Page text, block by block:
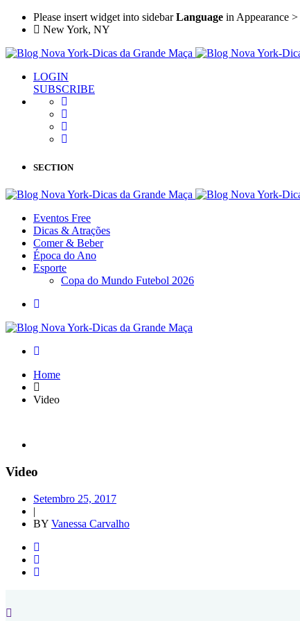
Please insert widget into sidebarLanguage in Appearance >
New York, NY
LOGIN
SUBSCRIBE
SECTION
Eventos Free
Dicas & Atrações
Comer & Beber
Época do Ano
Esporte
Copa do Mundo Futebol 2026
Home
Video
Video
Setembro 25, 2017
|
BY Vanessa Carvalho